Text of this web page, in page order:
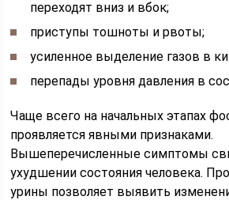
переходят вниз и вбок;
приступы тошноты и рвоты;
усиленное выделение газов в
перепады уровня давления в
Чаще всего на начальных этапах
проявляется явными признаками.
Вышеперечисленные симптомы
ухудшении состояния человека.
урины позволяет выявить